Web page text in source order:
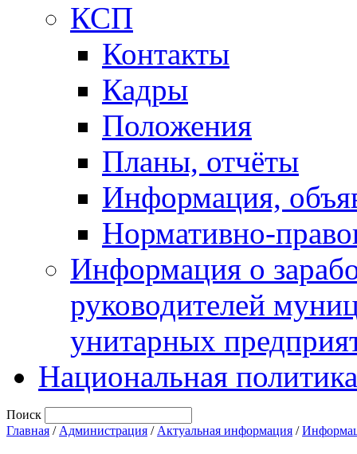
КСП
Контакты
Кадры
Положения
Планы, отчёты
Информация,
Нормативно-
Информация о
руководителей
унитарных
Национальная политика
Поиск
Главная / Администрация / Актуальная информация /